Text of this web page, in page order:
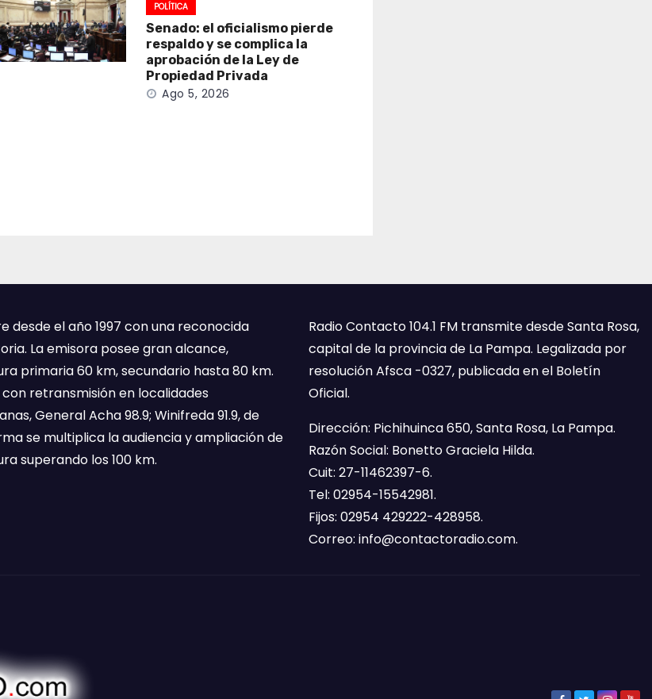
POLÍTICA
Senado: el oficialismo pierde
respaldo y se complica la
aprobación de la Ley de
Propiedad Privada
Ago 5, 2026
desde el año 1997 con una reconocida
La emisora posee gran alcance,
primaria 60 km, secundario hasta 80 km.
retransmisión en localidades
General Acha 98.9; Winifreda 91.9, de
se multiplica la audiencia y ampliación de
superando los 100 km.
Radio Contacto 104.1 FM transmite desde Santa Rosa,
capital de la provincia de La Pampa. Legalizada por
resolución Afsca -0327, publicada en el Boletín
Oficial.
Dirección: Pichihuinca 650, Santa Rosa, La Pampa.
Razón Social: Bonetto Graciela Hilda.
Cuit: 27-11462397-6.
Tel: 02954-15542981.
Fijos: 02954 429222-428958.
Correo: info@contactoradio.com.